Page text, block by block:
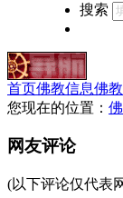
搜索
首页佛教信息佛
您现在的位置：
网友评论
(以下评论仅代表